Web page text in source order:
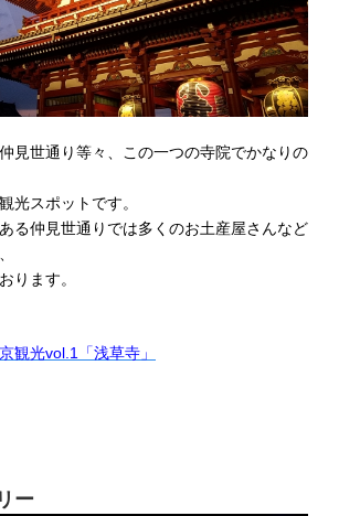
見世通り等々、この一つの寺院でかなりの
光スポットです。
る仲見世通りでは多くのお土産屋さんなど
ります。
観光vol.1「浅草寺」
ー